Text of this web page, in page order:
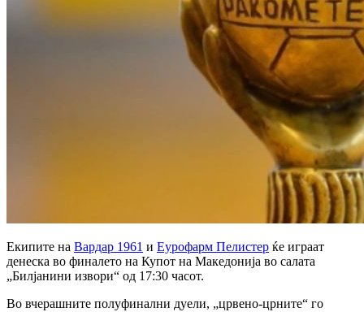
Екипите на Вардар 1961 и Еурофарм Пелистер ќе играат
денеска во финалето на Купот на Македонија во салата
„Билјанини извори“ од 17:30 часот.
Во вчерашните полуфинални дуели, „црвено-црните“ го